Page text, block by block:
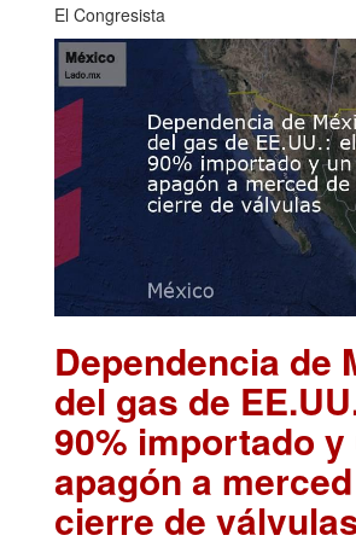
El Congresista
Dependencia de
del gas de
90% importado y
apagón a
cierre de